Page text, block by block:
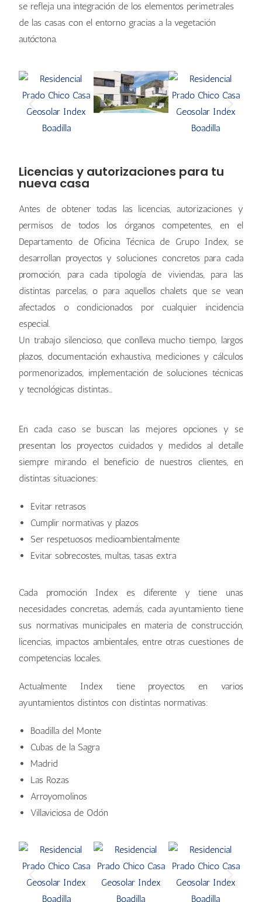
se refleja una integración de los elementos perimetrales
de las casas con el entorno gracias a la vegetación
autóctona.
Licencias y autorizaciones para tu
nueva casa
Antes de obtener todas las licencias, autorizaciones y
permisos de todos los órganos competentes, en el
Departamento de Oficina Técnica de Grupo Index, se
desarrollan proyectos y soluciones concretos para cada
promoción, para cada tipología de viviendas, para las
distintas parcelas, o para aquellos chalets que se vean
afectados o condicionados por cualquier incidencia
especial.
Un trabajo silencioso, que conlleva mucho tiempo, largos
plazos, documentación exhaustiva, mediciones y cálculos
pormenorizados, implementación de soluciones técnicas
y tecnológicas distintas…
En cada caso se buscan las mejores opciones y se
presentan los proyectos cuidados y medidos al detalle
siempre mirando el beneficio de nuestros clientes, en
distintas situaciones:
Evitar retrasos
Cumplir normativas y plazos
Ser respetuosos medioambientalmente
Evitar sobrecostes, multas, tasas extra
Cada promoción Index es diferente y tiene unas
necesidades concretas, además, cada ayuntamiento tiene
sus normativas municipales en materia de construcción,
licencias, impactos ambientales, entre otras cuestiones de
competencias locales.
Actualmente Index tiene proyectos en varios
ayuntamientos distintos con distintas normativas:
Boadilla del Monte
Cubas de la Sagra
Madrid
Las Rozas
Arroyomolinos
Villaviciosa de Odón